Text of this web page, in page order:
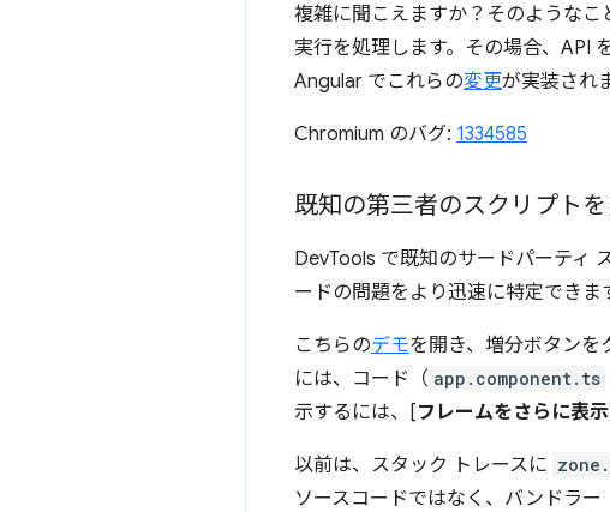
複雑に聞こえますか？そのような
実行を処理します。その場合、API
Angular でこれらの変更が実装され
Chromium のバグ: 1334585
既知の第三者のスクリプト
DevTools で既知のサードパーティ
ードの問題をより迅速に特定できま
こちらのデモを開き、増分ボタンを
には、コード（ app.component.ts
示するには、[フレームをさらに表示
以前は、スタック トレースに
ソースコードではなく、バンドラ